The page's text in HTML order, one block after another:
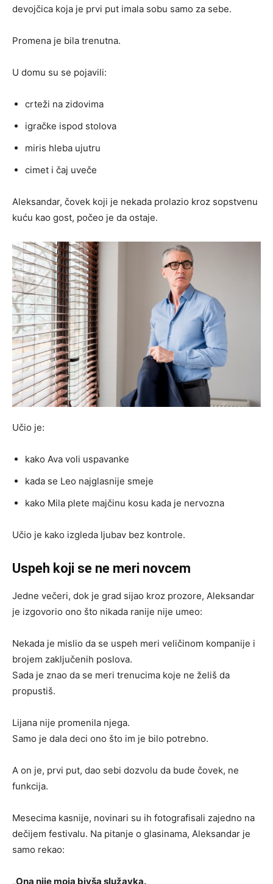
devojčica koja je prvi put imala sobu samo za sebe.
Promena je bila trenutna.
U domu su se pojavili:
crteži na zidovima
igračke ispod stolova
miris hleba ujutru
cimet i čaj uveče
Aleksandar, čovek koji je nekada prolazio kroz sopstvenu
kuću kao gost, počeo je da ostaje.
Učio je:
kako Ava voli uspavanke
kada se Leo najglasnije smeje
kako Mila plete majčinu kosu kada je nervozna
Učio je kako izgleda ljubav bez kontrole.
Uspeh koji se ne meri novcem
Jedne večeri, dok je grad sijao kroz prozore, Aleksandar
je izgovorio ono što nikada ranije nije umeo:
Nekada je mislio da se uspeh meri veličinom kompanije i
brojem zaključenih poslova.
Sada je znao da se meri trenucima koje ne želiš da
propustiš.
Lijana nije promenila njega.
Samo je dala deci ono što im je bilo potrebno.
A on je, prvi put, dao sebi dozvolu da bude čovek, ne
funkcija.
Mesecima kasnije, novinari su ih fotografisali zajedno na
dečijem festivalu. Na pitanje o glasinama, Aleksandar je
samo rekao:
„Ona nije moja bivša služavka.